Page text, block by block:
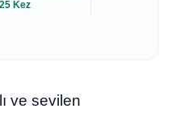
25 Kez
ve sevilen